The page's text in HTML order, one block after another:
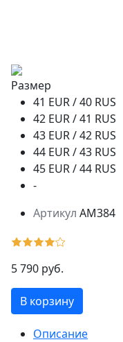
Размер
41 EUR / 40 RUS
42 EUR / 41 RUS
43 EUR / 42 RUS
44 EUR / 43 RUS
45 EUR / 44 RUS
-
Артикул AM384
5 790 руб.
В корзину
Описание